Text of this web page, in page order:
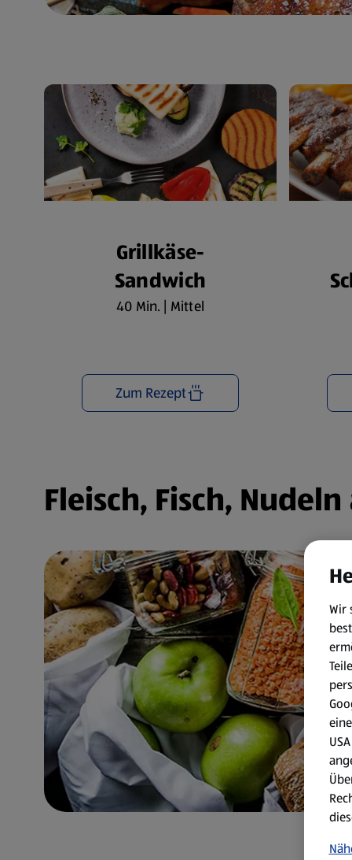
Grillkäse-
Sandwich
40 Min. | Mittel
Zum Rezept
Fleisch, Fisch,
Wir